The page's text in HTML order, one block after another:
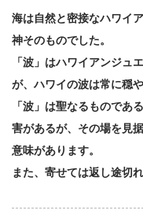
海は自然と密接なハワイ
神そのものでした。
「波」はハワイアンジュ
が、ハワイの波は常に穏
「波」は聖なるものであ
害があるが、その場を見
意味があります。
また、寄せては返し途切